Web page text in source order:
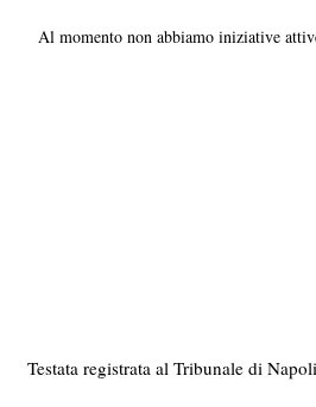
Al momento non abbiamo iniziative
Testata registrata al Tribunale di